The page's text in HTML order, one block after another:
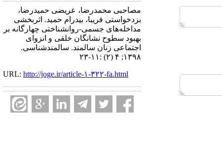
مصاحبی محمدرضا، عریضی حمیدرضا،
بزدخواستی فریبا، بیدرام حمید. اثربخشی
مداخله‌های جسمی-روانشناختی چهارگانه بر
بهبود سطوح نشانگان خلقی و انزوای
اجتماعی زنان سالمند. سالمندشناسی.
۱۳۹۸; ۴ (۲) :۱۱-۲۳
URL: http://joge.ir/article-۱-۳۲۲-fa.html